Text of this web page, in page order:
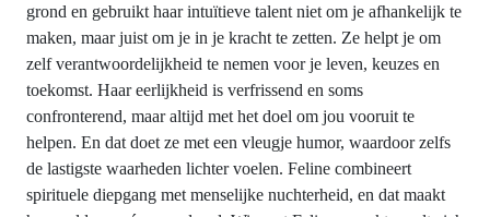
grond en gebruikt haar intuïtieve talent niet om je afhankelijk te
maken, maar juist om je in je kracht te zetten. Ze helpt je om
zelf verantwoordelijkheid te nemen voor je leven, keuzes en
toekomst. Haar eerlijkheid is verfrissend en soms
confronterend, maar altijd met het doel om jou vooruit te
helpen. En dat doet ze met een vleugje humor, waardoor zelfs
de lastigste waarheden lichter voelen. Feline combineert
spirituele diepgang met menselijke nuchterheid, en dat maakt